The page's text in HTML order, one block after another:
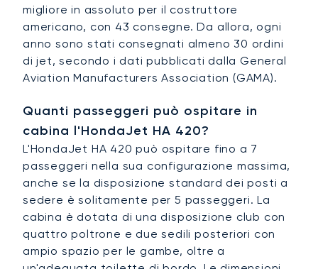
migliore in assoluto per il costruttore
americano, con 43 consegne. Da allora, ogni
anno sono stati consegnati almeno 30 ordini
di jet, secondo i dati pubblicati dalla General
Aviation Manufacturers Association (GAMA).
Quanti passeggeri può ospitare in
cabina l'HondaJet HA 420?
L'HondaJet HA 420 può ospitare fino a 7
passeggeri nella sua configurazione massima,
anche se la disposizione standard dei posti a
sedere è solitamente per 5 passeggeri. La
cabina è dotata di una disposizione club con
quattro poltrone e due sedili posteriori con
ampio spazio per le gambe, oltre a